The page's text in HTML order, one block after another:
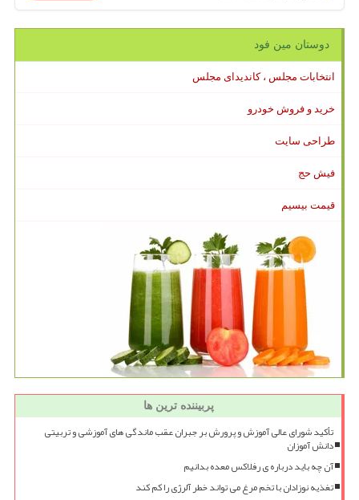
دوستان مین فود
انتخابات مجلس ، کاندیدای مجلس
خرید و فروش خودرو
طراحی سایت
فیش حج
قیمت بیسیم
پربیننده ترین ها
تأکید شورای عالی آموزش و پرورش بر جبران عقب ماندگی های آموزشی و تربیتی
دانش آموزان
آن چه باید درباره ی رفلاکس معده بدانیم
تغذیه نوزادان با تخم مرغ می تواند خطر آلرژی را کم کند